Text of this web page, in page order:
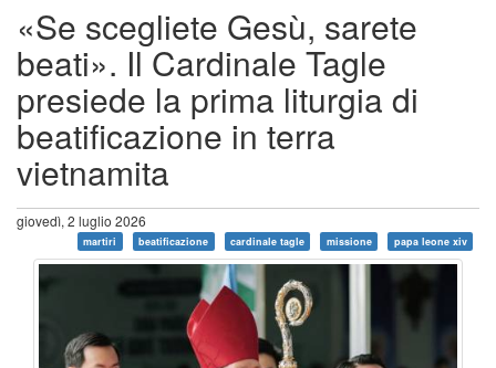
«Se scegliete Gesù, sarete
beati». Il Cardinale Tagle
presiede la prima liturgia di
beatificazione in terra
vietnamita
giovedì, 2 luglio 2026
martiri beatificazione cardinale tagle missione papa leone xiv